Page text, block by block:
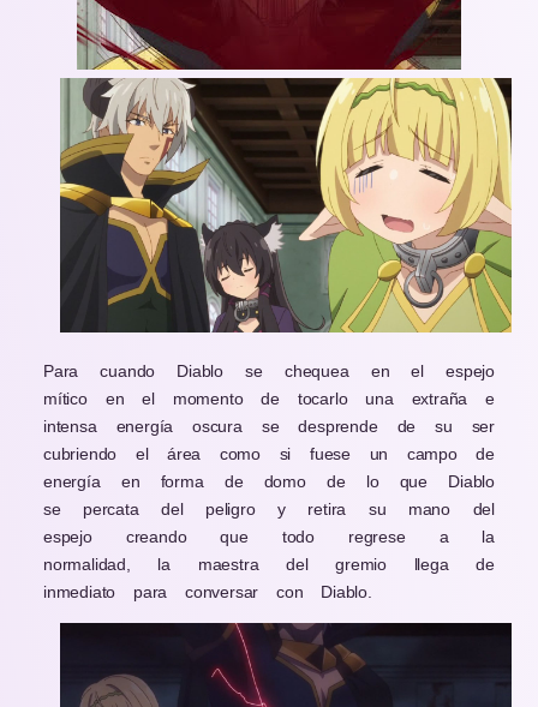
Para cuando Diablo se chequea en el espejo
mítico en el momento de tocarlo una extraña e
intensa energía oscura se desprende de su ser
cubriendo el área como si fuese un campo de
energía en forma de domo de lo que Diablo
se percata del peligro y retira su mano del
espejo creando que todo regrese a la
normalidad, la maestra del gremio llega de
inmediato para conversar con Diablo.